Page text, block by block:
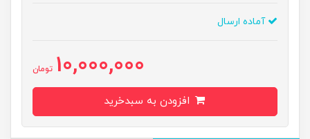
آماده ارسال
10,000,000 تومان